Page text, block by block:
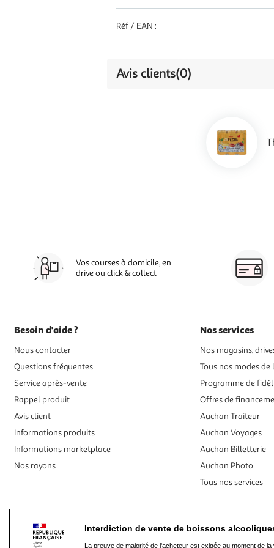
protéines
Réf / EAN :
Avis clients(0)
Vos courses à domicile, en
drive ou click & collect
Besoin d'aide ?
Nous contacter
Questions fréquentes
Service après-vente
Rappel produit
Avis client
Informations produits
Informations marketplace
Nos rayons
Nos services
Nos magasins,
Tous nos modes de
Programme de
Offres de
Auchan Traiteur
Auchan Voyages
Auchan Billetterie
Auchan Photo
Tous nos services
Interdiction de vente de boissons
La preuve de majorité de l'acheteur est exigée au moment de la